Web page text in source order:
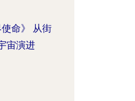
使命》 从街
宙演进